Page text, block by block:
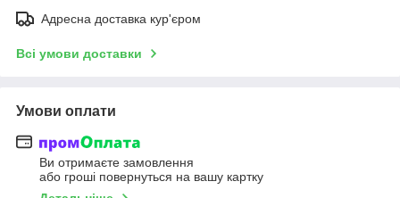
Адресна доставка кур'єром
Всі умови доставки
Умови оплати
Ви отримаєте замовлення
або гроші повернуться на вашу картку